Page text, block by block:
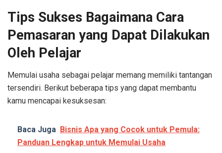
Tips Sukses Bagaimana Cara
Pemasaran yang Dapat Dilakukan
Oleh Pelajar
Memulai usaha sebagai pelajar memang memiliki tantangan
tersendiri. Berikut beberapa tips yang dapat membantu
kamu mencapai kesuksesan:
Baca Juga Bisnis Apa yang Cocok untuk Pemula:
Panduan Lengkap untuk Memulai Usaha